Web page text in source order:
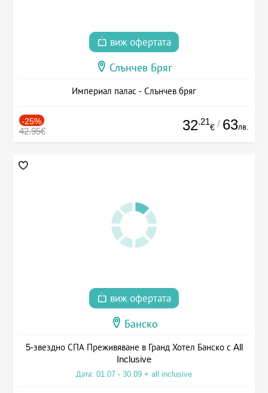
виж офертата
Слънчев Бряг
Империал палас - Слънчев бряг
-25%
42.95€ 32.21
€ / 63лв.
виж офертата
Банско
5-звездно СПА Преживяване в Гранд Хотел Банско с All
Inclusive
Дата: 01.07 - 30.09 + all inclusive